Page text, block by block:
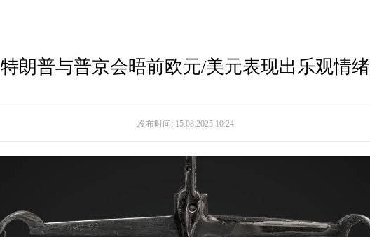
特朗普与普京会晤前欧元/美元表现出乐观情绪
发布时间: 15.08.2025 10:24